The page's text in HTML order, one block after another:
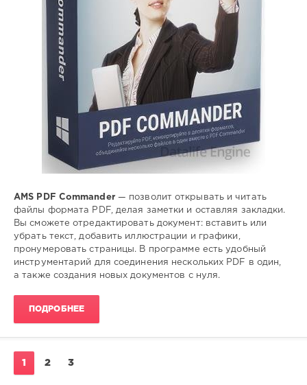
конвертер
AMS PDF Commander— позволит открывать и читать
файлы формата PDF, делая заметки и оставляя закладки.
Вы сможете отредактировать документ: вставить или
убрать текст, добавить иллюстрации и графики,
пронумеровать страницы. В программе есть удобный
инструментарий для соединения нескольких PDF в один,
а также создания новых документов с нуля.
ПОДРОБНЕЕ
1 2 3